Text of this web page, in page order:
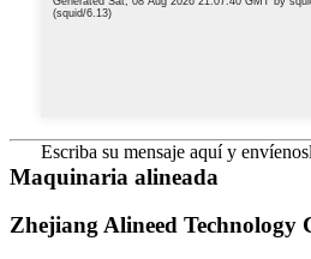
Escriba su mensaje aquí y
Maquinaria alineada
Zhejiang Alineed Technology